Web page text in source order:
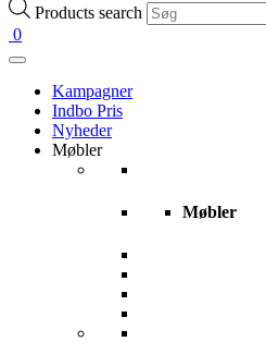
Products search
0
Kampagner
Indbo Pris
Nyheder
Møbler
Møbler